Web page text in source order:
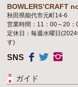
BOWLERS’CRAFT
秋田県能代市元町14-6
営業時間：11：00～20：
定休日：毎週水曜日
す)
SNS
ガイド